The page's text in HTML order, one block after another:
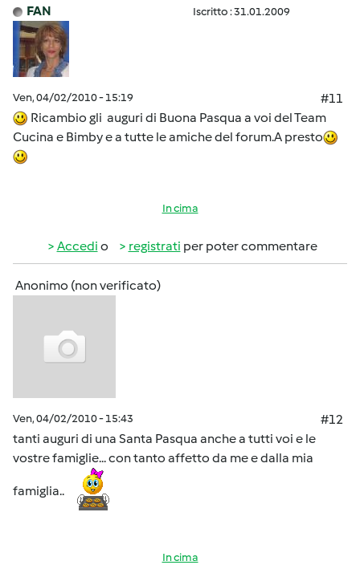
FAN Iscritto : 31.01.2009
Ven, 04/02/2010 - 15:19
#11
Ricambio gli auguri di Buona Pasqua a voi del Team
Cucina e Bimby e a tutte le amiche del forum.A presto
In cima
Accedi o registrati per poter commentare
Anonimo (non verificato)
Ven, 04/02/2010 - 15:43
#12
tanti auguri di una Santa Pasqua anche a tutti voi e le
vostre famiglie... con tanto affetto da me e dalla mia
famiglia..
In cima